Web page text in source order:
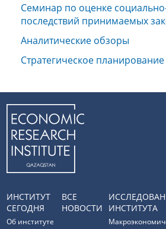
Семинар по оценке
последствий принимаемых
Аналитические обзоры
Стратегическое планирование
ИНСТИТУТ
СЕГОДНЯ
Об институте
ВСЕ
НОВОСТИ
ИНСТИТУТА